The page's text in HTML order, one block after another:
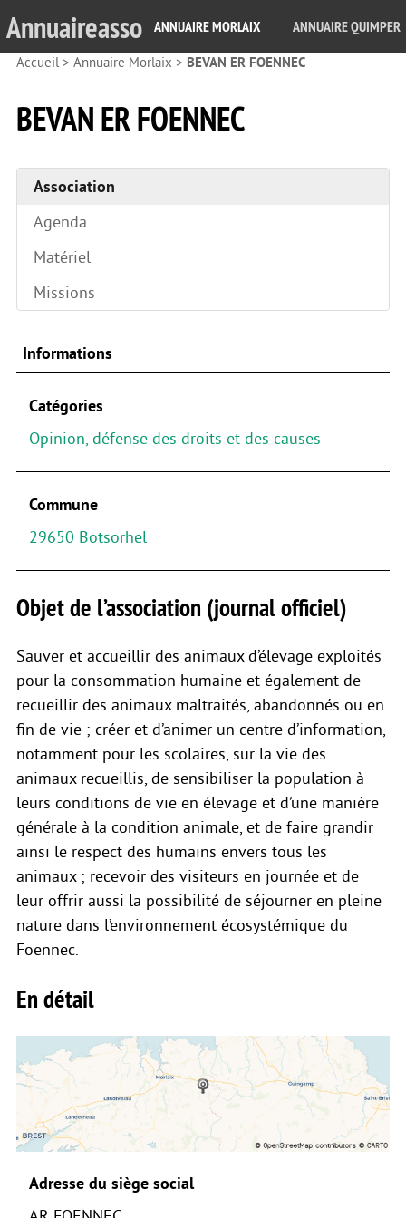
Annuaireasso ANNUAIRE MORLAIX ANNUAIRE QUIMPER
Accueil> Annuaire Morlaix > BEVAN ER FOENNEC
BEVAN ER FOENNEC
Association
Agenda
Matériel
Missions
Informations
Catégories
Opinion, défense des droits et des causes
Commune
29650 Botsorhel
Objet de l’association (journal officiel)
Sauver et accueillir des animaux d’élevage exploités
pour la consommation humaine et également de
recueillir des animaux maltraités, abandonnés ou en
fin de vie ; créer et d’animer un centre d’information,
notamment pour les scolaires, sur la vie des
animaux recueillis, de sensibiliser la population à
leurs conditions de vie en élevage et d’une manière
générale à la condition animale, et de faire grandir
ainsi le respect des humains envers tous les
animaux ; recevoir des visiteurs en journée et de
leur offrir aussi la possibilité de séjourner en pleine
nature dans l’environnement écosystémique du
Foennec.
En détail
Adresse du siège social